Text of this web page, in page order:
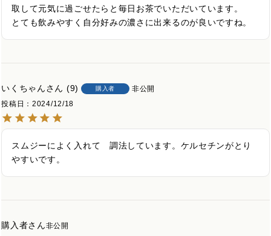
取して元気に過ごせたらと毎日お茶でいただいています。
とても飲みやすく自分好みの濃さに出来るのが良いですね。
いくちゃん 9 購入者
非公開
投稿日
2024/12/18
スムジーによく入れて　調法しています。ケルセチンがとり
購入者
非公開